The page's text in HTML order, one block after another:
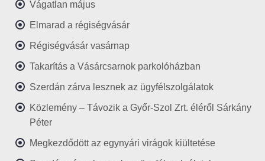
Vágatlan május
Elmarad a régiségvásár
Régiségvásár vasárnap
Takarítás a Vásárcsarnok parkolóházban
Szerdán zárva lesznek az ügyfélszolgálatok
Közlemény – Távozik a Győr-Szol Zrt. éléről Sárkány
Péter
Megkezdődött az egynyári virágok kiültetése